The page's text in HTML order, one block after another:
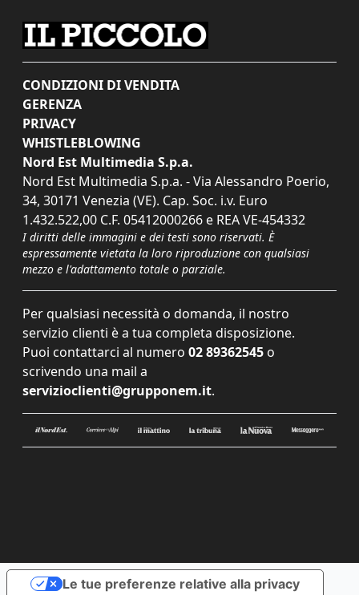
CONDIZIONI DI VENDITA
GERENZA
PRIVACY
WHISTLEBLOWING
Nord Est Multimedia S.p.a.
Nord Est Multimedia S.p.a. - Via Alessandro Poerio,
34, 30171 Venezia (VE). Cap. Soc. i.v. Euro
1.432.522,00 C.F. 05412000266 e REA VE-454332
I diritti delle immagini e dei testi sono riservati. È
espressamente vietata la loro riproduzione con qualsiasi
mezzo e l'adattamento totale o parziale.
Per qualsiasi necessità o domanda, il nostro
servizio clienti è a tua completa disposizione.
Puoi contattarci al numero 02 89362545 o
scrivendo una mail a
servizioclienti@grupponem.it.
Le tue preferenze relative alla privacy